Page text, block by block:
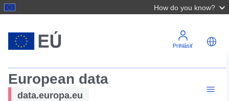
How do you know?
Prihlásiť
European data
data.europa.eu